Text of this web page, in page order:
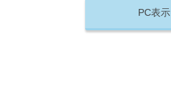
PC表示